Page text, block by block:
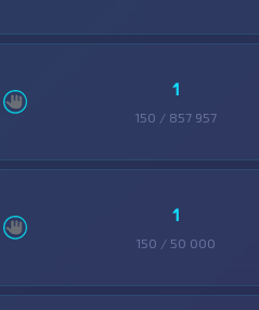
1
150 / 857 957
1
150 / 50 000